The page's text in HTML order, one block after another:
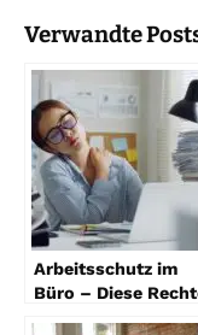
Verwandte
Arbeitsschutz im
Büro – Diese